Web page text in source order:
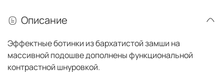
Описание
Эффектные ботинки из бархатистой замши на
массивной подошве дополнены функциональной
контрастной шнуровкой.